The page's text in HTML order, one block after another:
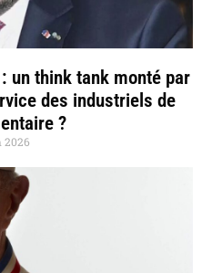
: un think tank monté par
des industriels de
?
2026